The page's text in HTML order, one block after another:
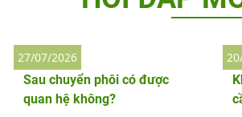
Sau chuyển phôi có được
quan hệ không?
27/07/2026